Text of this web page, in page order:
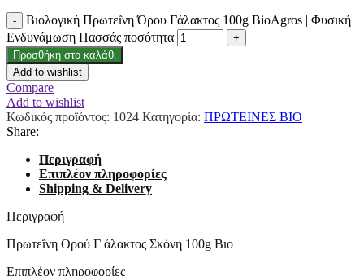
Βιολογική Πρωτεΐνη Όρου Γάλακτος 100g BioAgros | Φυσική
Ενδυνάμωση Πασσάς ποσότητα
Προσθήκη στο καλάθι
Add to wishlist
Compare
Add to wishlist
Κωδικός προϊόντος: 1024 Κατηγορία: ΠΡΩΤΕΙΝΕΣ ΒΙΟ
Share:
Περιγραφή
Επιπλέον πληροφορίες
Shipping & Delivery
Περιγραφή
Πρωτεΐνη Ορού Γ άλακτος Σκόνη 100g Βιο
Επιπλέον πληροφορίες